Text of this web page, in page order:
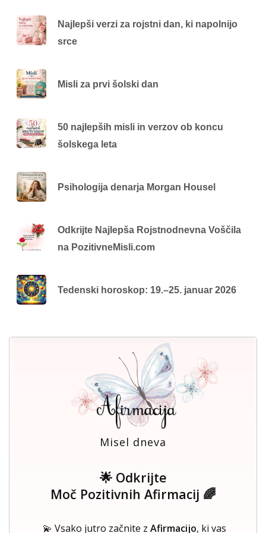
Najlepši verzi za rojstni dan, ki napolnijo
srce
Misli za prvi šolski dan
50 najlepših misli in verzov ob koncu
šolskega leta
Psihologija denarja Morgan Housel
Odkrijte Najlepša Rojstnodnevna Voščila
na PozitivneMisli.com
Tedenski horoskop: 19.–25. januar 2026
Misel dneva
🌟 Odkrijte
Moč Pozitivnih Afirmacij 🌈
💫 Vsako jutro začnite z Afirmacijo, ki vas